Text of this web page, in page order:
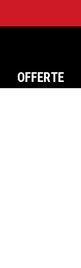
OFFERTE